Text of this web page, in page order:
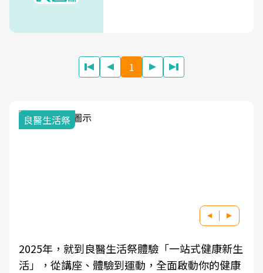
1
醫生活祭體驗「一站式健康新生
體驗到運動，全面啟動你的健康
良醫健康網從「
學觀點與日常感